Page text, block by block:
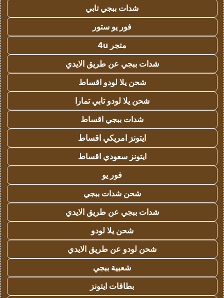
شدات ببجي تابي
فور يو ستور
متجر 4u
شدات ببجي عن طريق الايدي
شحن يلا لودو اقساط
شحن يلا لودو تابي تمارا
شدات ببجي اقساط
ايتونز امريكي اقساط
ايتونز سعودي اقساط
فور يو
شحن شدات ببجي
شدات ببجي عن طريق الايدي
شحن يلا لودو
شحن لودو عن طريق الايدي
شعبية ببجي
بطاقات ايتونز